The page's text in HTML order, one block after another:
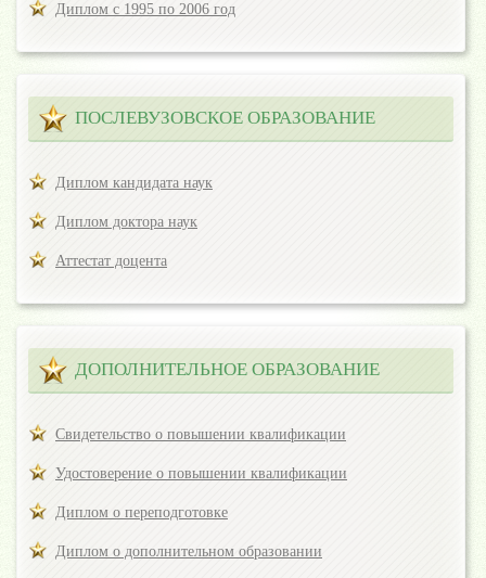
Диплом с 1995 по 2006 год
ПОСЛЕВУЗОВСКОЕ ОБРАЗОВАНИЕ
Диплом кандидата наук
Диплом доктора наук
Аттестат доцента
ДОПОЛНИТЕЛЬНОЕ ОБРАЗОВАНИЕ
Свидетельство о повышении квалификации
Удостоверение о повышении квалификации
Диплом о переподготовке
Диплом о дополнительном образовании